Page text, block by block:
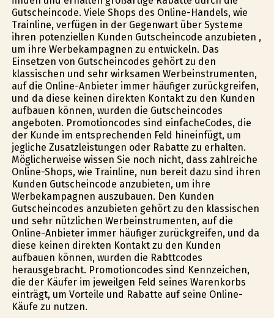
Gutscheincode. Viele Shops des Online-Handels, wie
Trainline, verfügen in der Gegenwart über Systeme
ihren potenziellen Kunden Gutscheincode anzubieten ,
um ihre Werbekampagnen zu entwickeln. Das
Einsetzen von Gutscheincodes gehört zu den
klassischen und sehr wirksamen Werbeinstrumenten,
auf die Online-Anbieter immer häufiger zurückgreifen,
und da diese keinen direkten Kontakt zu den Kunden
aufbauen können, wurden die Gutscheincodes
angeboten. Promotioncodes sind einfacheCodes, die
der Kunde im entsprechenden Feld hineinfügt, um
jegliche Zusatzleistungen oder Rabatte zu erhalten.
Möglicherweise wissen Sie noch nicht, dass zahlreiche
Online-Shops, wie Trainline, nun bereit dazu sind ihren
Kunden Gutscheincode anzubieten, um ihre
Werbekampagnen auszubauen. Den Kunden
Gutscheincodes anzubieten gehört zu den klassischen
und sehr nützlichen Werbeinstrumenten, auf die
Online-Anbieter immer häufiger zurückgreifen, und da
diese keinen direkten Kontakt zu den Kunden
aufbauen können, wurden die Rabttcodes
herausgebracht. Promotioncodes sind Kennzeichen,
die der Käufer im jeweilgen Feld seines Warenkorbs
einträgt, um Vorteile und Rabatte auf seine Online-
Käufe zu nutzen.